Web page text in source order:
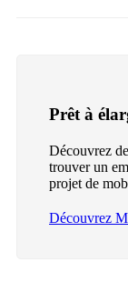
Prêt à
Découvrez
trouver un
projet de
Découvrez